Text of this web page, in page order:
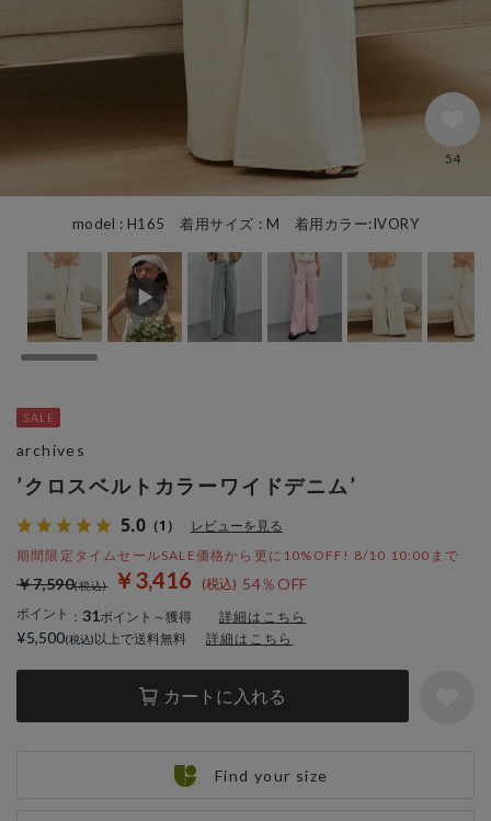
model : H165 着用サイズ : M 着用カラー:IVORY
54
’クロスベルトカラーワイドデニム’
5.0 （1） レビューを見る
期間限定タイムセールSALE価格から更に10%OFF! 8/10 10:00まで
￥3,416 54％OFF
￥7,590
ポイント ： 31ポイント～獲得 詳細はこちら
カートに入れる
archives
¥5,500 以上で送料無料 詳細はこちら
Find your size